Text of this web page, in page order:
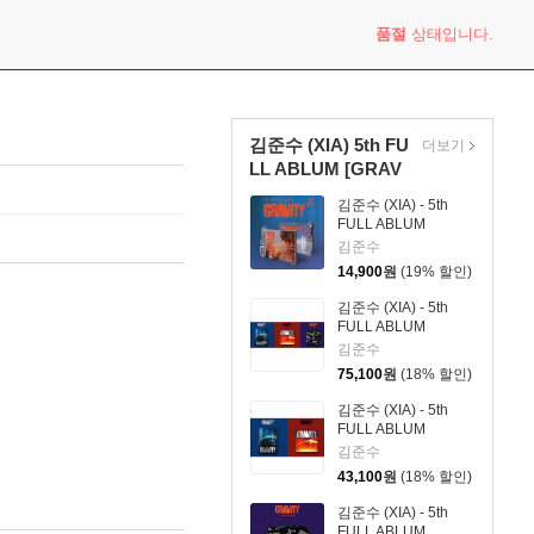
품절 상태입니다.
김준수 (XIA) 5th FU
LL ABLUM [GRAV
I...
김준수 (XIA) - 5th
FULL ABLUM
[GRAVITY][KEYRING
Ver.](Limited Edition)
김준수
14,900원 (19% 할인)
김준수 (XIA) - 5th
FULL ABLUM
[GRAVITY][Cosmic
Ver. + Orbit Ver. +
Solar Ver. SET]
김준수
75,100원 (18% 할인)
김준수 (XIA) - 5th
FULL ABLUM
[GRAVITY][Cosmic
Ver. + Orbit Ver. 2종
SET]
김준수
43,100원 (18% 할인)
김준수 (XIA) - 5th
더보기